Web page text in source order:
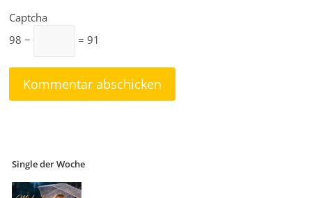
Captcha
98 −
= 91
Single der Woche